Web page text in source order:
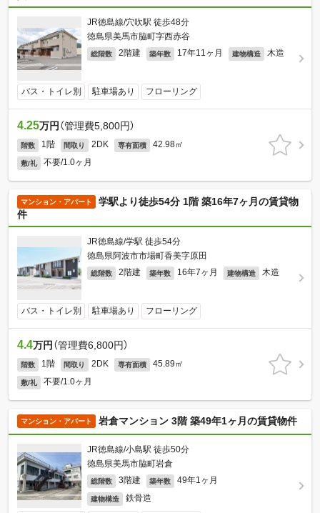
JR徳島線/穴吹駅 徒歩48分
徳島県美馬市脇町字西赤谷
総階数 2階建 築年数 17年11ヶ月 建物構造 木造
バス・トイレ別 駐車場あり フローリング
4.25万円 （管理費5,800円）
階数 1階 間取り 2DK 専有面積 42.98㎡
敷/礼 不要/1.0ヶ月
マンション・アパート
学駅より徒歩54分 1階 築16年7ヶ月の賃貸物
件
JR徳島線/学駅 徒歩54分
徳島県阿波市市場町香美字原田
総階数 2階建 築年数 16年7ヶ月 建物構造 木造
バス・トイレ別 駐車場あり フローリング
4.4万円 （管理費6,800円）
階数 1階 間取り 2DK 専有面積 45.89㎡
敷/礼 不要/1.0ヶ月
マンション・アパート 岩倉マンション 3階 築49年1ヶ月の賃貸物件
JR徳島線/小島駅 徒歩50分
徳島県美馬市脇町岩倉
総階数 3階建 築年数 49年1ヶ月
建物構造 鉄骨造